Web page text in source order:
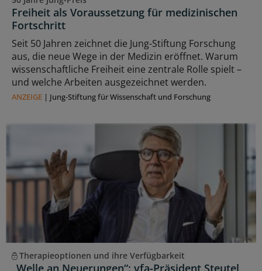
Freiheit als Voraussetzung für medizinischen
Fortschritt
Seit 50 Jahren zeichnet die Jung-Stiftung Forschung
aus, die neue Wege in der Medizin eröffnet. Warum
wissenschaftliche Freiheit eine zentrale Rolle spielt –
und welche Arbeiten ausgezeichnet werden.
ANZEIGE | Jung-Stiftung für Wissenschaft und Forschung
Therapieoptionen und ihre Verfügbarkeit